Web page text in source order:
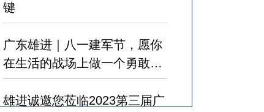
键
广东雄进｜八一建军节，愿你
在生活的战场上做一个勇敢的
军人，赢得幸福！
雄进诚邀您莅临2023第三届广